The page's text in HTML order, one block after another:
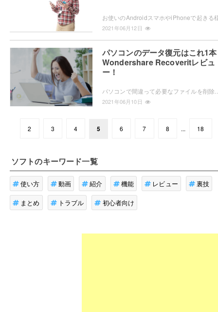
2021年06月12日
パソコンのデータ復元はこれ1
Wondershare Recoveritレビュ
ー！
2021年06月10日
2 3 4 5 6 7 8 ... 18
ソフトのキーワード一覧
使い方 動画 紹介 機能 レビュー 裏技
まとめ トラブル 初心者向け